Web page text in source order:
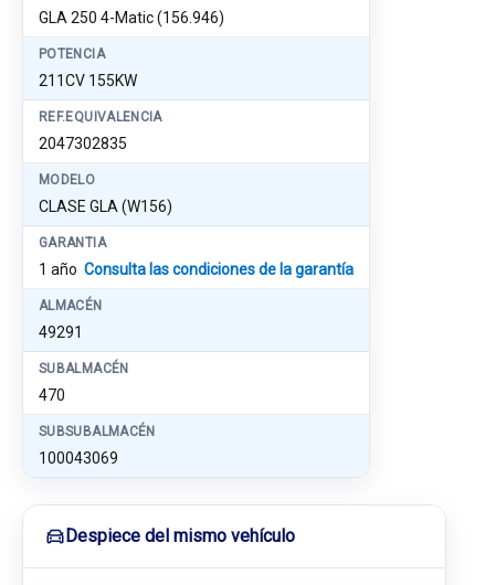
GLA 250 4-Matic (156.946)
POTENCIA
211CV 155KW
REF.EQUIVALENCIA
2047302835
MODELO
CLASE GLA (W156)
GARANTIA
1 año Consulta las condiciones de la garantía
ALMACÉN
49291
SUBALMACÉN
470
SUBSUBALMACÉN
100043069
Despiece del mismo vehículo